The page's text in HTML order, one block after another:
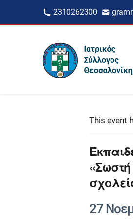
2310262300
This event
27